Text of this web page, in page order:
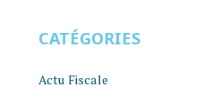
CATÉGORIES
Actu Fiscale